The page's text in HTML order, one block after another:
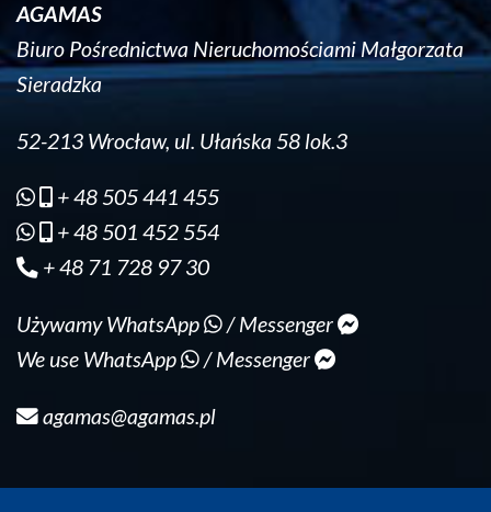
AGAMAS
Biuro Pośrednictwa Nieruchomościami Małgorzata
Sieradzka
52-213 Wrocław, ul. Ułańska 58 lok.3
+ 48 505 441 455
+ 48 501 452 554
+ 48 71 728 97 30
Używamy WhatsApp
/ Messenger
We use WhatsApp
/ Messenger
agamas@agamas.pl